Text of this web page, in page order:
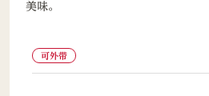
美味。
可外带